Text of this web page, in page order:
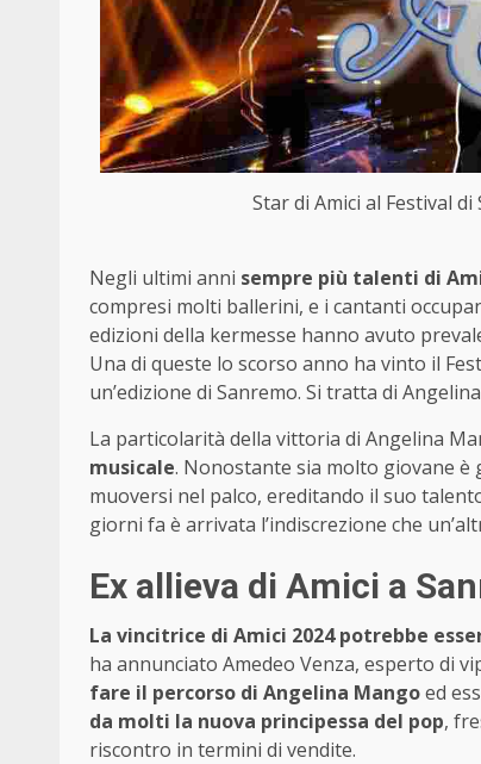
Star di Amici al Festival
Negli ultimi anni sempre più talenti di
compresi molti ballerini, e i cantanti
edizioni della kermesse hanno avuto
Una di queste lo scorso anno ha vinto il
un’edizione di Sanremo. Si tratta di
La particolarità della vittoria di Angelina
musicale. Nonostante sia molto giovane
muoversi nel palco, ereditando il suo
giorni fa è arrivata l’indiscrezione che
Ex allieva di Amici a
La vincitrice di Amici 2024 potrebbe
ha annunciato Amedeo Venza, esperto di
fare il percorso di Angelina Mangoed
da molti la nuova principessa del pop,
riscontro in termini di vendite.